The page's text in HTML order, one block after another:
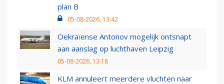
plan B
05-08-2026, 13:42
Oekraïense Antonov mogelijk ontsnapt
aan aanslag op luchthaven Leipzig
05-08-2026, 13:18
KLM annuleert meerdere vluchten naar